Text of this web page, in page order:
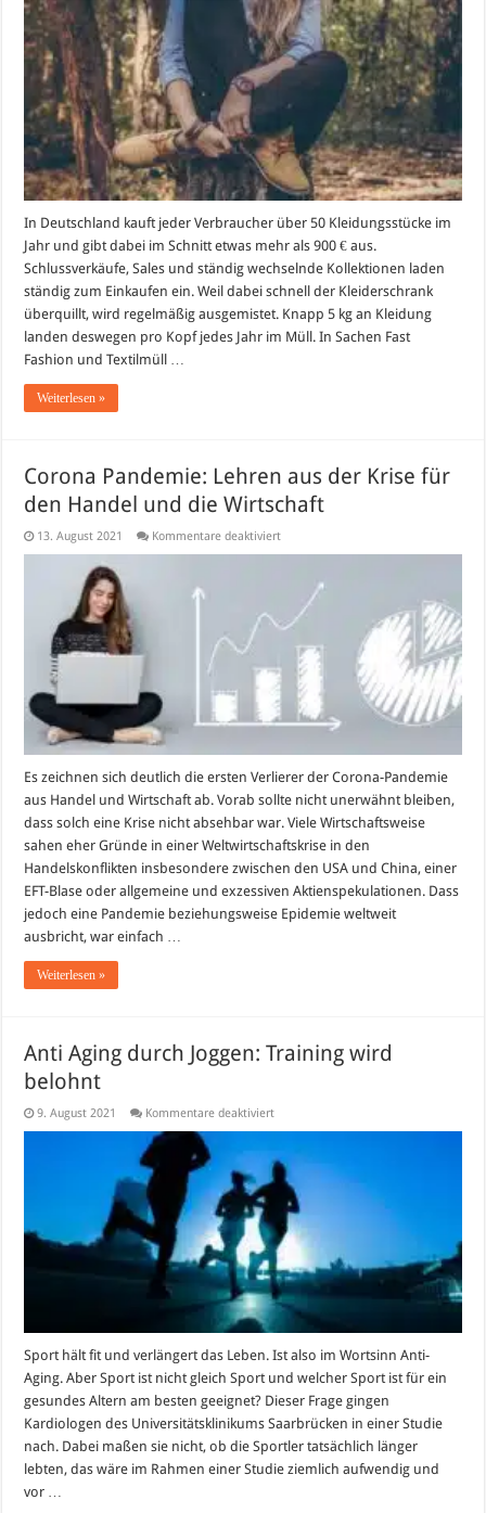
gebraucht
kaufen
und
verkaufen
–
die
und
den
Geldbeutel
In Deutschland kauft jeder Verbraucher über 50 Kleidungsstücke im
Jahr und gibt dabei im Schnitt etwas mehr als 900 € aus.
Schlussverkäufe, Sales und ständig wechselnde Kollektionen laden
ständig zum Einkaufen ein. Weil dabei schnell der Kleiderschrank
überquillt, wird regelmäßig ausgemistet. Knapp 5 kg an Kleidung
landen deswegen pro Kopf jedes Jahr im Müll. In Sachen Fast
Fashion und Textilmüll …
Weiterlesen »
Corona Pandemie: Lehren aus der Krise für
den Handel und die Wirtschaft
13. August 2021 Kommentare deaktiviertfür
Krise
für
den
Handel
und
die
Wirtschaft
Es zeichnen sich deutlich die ersten Verlierer der Corona-Pandemie
aus Handel und Wirtschaft ab. Vorab sollte nicht unerwähnt bleiben,
dass solch eine Krise nicht absehbar war. Viele Wirtschaftsweise
sahen eher Gründe in einer Weltwirtschaftskrise in den
Handelskonflikten insbesondere zwischen den USA und China, einer
EFT-Blase oder allgemeine und exzessiven Aktienspekulationen. Dass
jedoch eine Pandemie beziehungsweise Epidemie weltweit
ausbricht, war einfach …
Weiterlesen »
Anti Aging durch Joggen: Training wird
belohnt
9. August 2021 Kommentare deaktiviertfür
durch
Joggen:
Training
wird
belohnt
Sport hält fit und verlängert das Leben. Ist also im Wortsinn Anti-
Aging. Aber Sport ist nicht gleich Sport und welcher Sport ist für ein
gesundes Altern am besten geeignet? Dieser Frage gingen
Kardiologen des Universitätsklinikums Saarbrücken in einer Studie
nach. Dabei maßen sie nicht, ob die Sportler tatsächlich länger
lebten, das wäre im Rahmen einer Studie ziemlich aufwendig und
vor …